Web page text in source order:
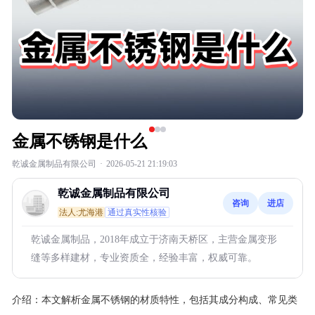
金属不锈钢是什么
乾诚金属制品有限公司 · 2026-05-21 21:19:03
乾诚金属制品有限公司
法人:尤海港 通过真实性核验
咨询 进店
乾诚金属制品，2018年成立于济南天桥区，主营金属变形
缝等多样建材，专业资质全，经验丰富，权威可靠。
介绍： 本文解析金属不锈钢的材质特性，包括其成分构成、常见类